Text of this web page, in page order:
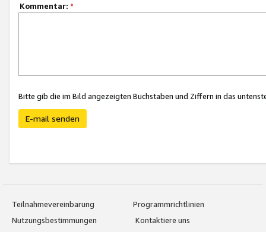
Kommentar: *
Bitte gib die im Bild angezeigten Buchstaben und Ziffern in das
E-mail senden
Teilnahmevereinbarung
Programmrichtlinien
Nutzungsbestimmungen
Kontaktiere uns